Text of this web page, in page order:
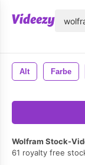
Alt Farbe
Wolfram Stock-
61 royalty free